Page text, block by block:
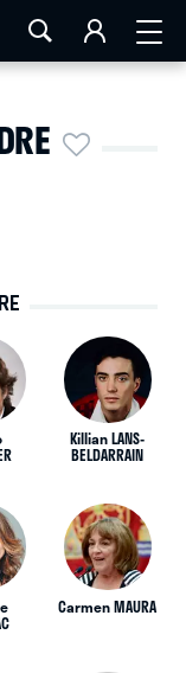
LA ROCHELLE
Killian LANS-
BELDARRAIN
Carmen MAURA